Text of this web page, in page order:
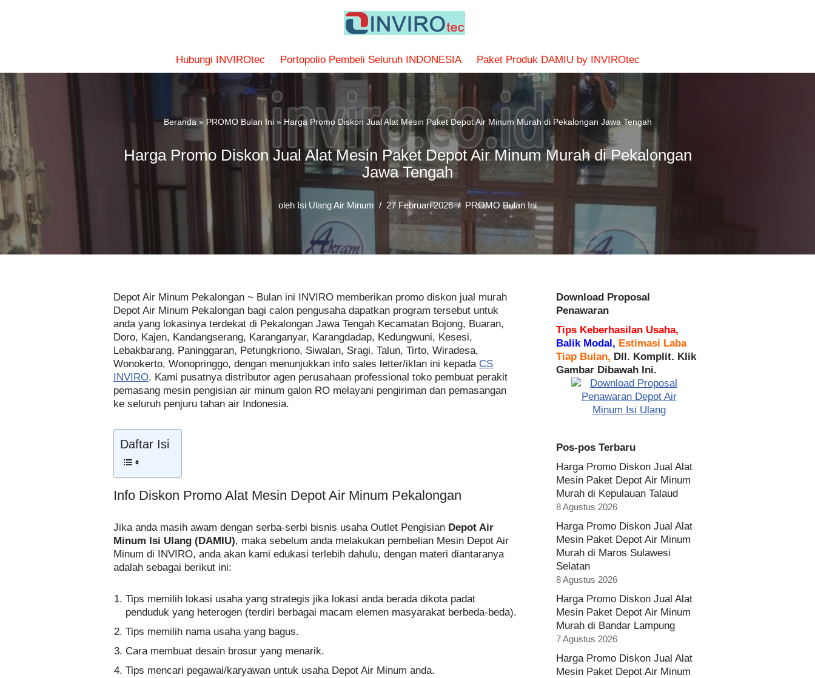
Hubungi INVIROtec Portopolio Pembeli Seluruh INDONESIA Paket Produk DAMIU by INVIROtec
Beranda »PROMO Bulan Ini» Harga Promo Diskon Jual Alat Mesin Paket Depot Air Minum Murah di Pekalongan Jawa Tengah
Harga Promo Diskon Jual Alat Mesin Paket Depot Air Minum Murah di Pekalongan
Jawa Tengah
oleh Isi Ulang Air Minum 27 Februari 2026 PROMO Bulan Ini
Depot Air Minum Pekalongan ~ Bulan ini INVIRO memberikan promo diskon jual murah
Depot Air Minum Pekalongan bagi calon pengusaha dapatkan program tersebut untuk
anda yang lokasinya terdekat di Pekalongan Jawa Tengah Kecamatan Bojong, Buaran,
Doro, Kajen, Kandangserang, Karanganyar, Karangdadap, Kedungwuni, Kesesi,
Lebakbarang, Paninggaran, Petungkriono, Siwalan, Sragi, Talun, Tirto, Wiradesa,
Wonokerto, Wonopringgo, dengan menunjukkan info sales letter/iklan ini kepada CS
INVIRO. Kami pusatnya distributor agen perusahaan professional toko pembuat perakit
pemasang mesin pengisian air minum galon RO melayani pengiriman dan pemasangan
ke seluruh penjuru tahan air Indonesia.
Daftar Isi
Info Diskon Promo Alat Mesin Depot Air Minum Pekalongan
Jika anda masih awam dengan serba-serbi bisnis usaha Outlet Pengisian Depot Air
Minum Isi Ulang (DAMIU), maka sebelum anda melakukan pembelian Mesin Depot Air
Minum di INVIRO, anda akan kami edukasi terlebih dahulu, dengan materi diantaranya
adalah sebagai berikut ini:
Tips memilih lokasi usaha yang strategis jika lokasi anda berada dikota padat
penduduk yang heterogen (terdiri berbagai macam elemen masyarakat berbeda-beda).
Tips memilih nama usaha yang bagus.
Cara membuat desain brosur yang menarik.
Tips mencari pegawai/karyawan untuk usaha Depot Air Minum anda.
Download Proposal
Penawaran
Tips Keberhasilan Usaha,
Balik Modal, Estimasi Laba
Tiap Bulan, Dll. Komplit. Klik
Gambar Dibawah Ini.
Pos-pos Terbaru
Harga Promo Diskon Jual Alat
Mesin Paket Depot Air Minum
Murah di Kepulauan Talaud
8 Agustus 2026
Harga Promo Diskon Jual Alat
Mesin Paket Depot Air Minum
Murah di Maros Sulawesi
Selatan
8 Agustus 2026
Harga Promo Diskon Jual Alat
Mesin Paket Depot Air Minum
Murah di Bandar Lampung
7 Agustus 2026
Harga Promo Diskon Jual Alat
Mesin Paket Depot Air Minum